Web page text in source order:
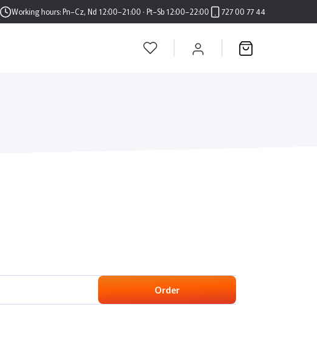
Working hours:Pn–Cz, Nd 12:00–21:00 · Pt–Sb 12:00–22:00 727 00 77 44
Order